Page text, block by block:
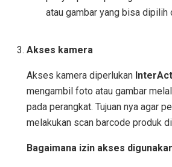
atau gambar yang bisa dipilih
Akses kamera
Akses kamera diperlukan
mengambil foto atau gambar
pada perangkat. Tujuan nya agar
melakukan scan barcode produk
Bagaimana izin akses